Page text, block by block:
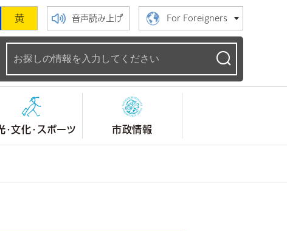
黄 音声読み上げ For Foreigners
ームページ
・文化・スポーツ 市政情報